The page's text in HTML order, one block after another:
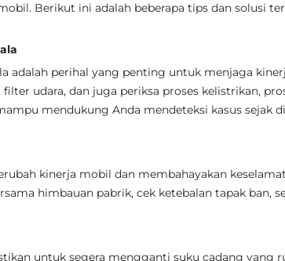
Berikut ini adalah beberapa tips dan solusi
adalah perihal yang penting untuk menjaga
udara, dan juga periksa proses kelistrikan,
mendukung Anda mendeteksi kasus sejak
kinerja mobil dan membahayakan
himbauan pabrik, cek ketebalan tapak ban,
untuk segera mengganti suku cadang yang